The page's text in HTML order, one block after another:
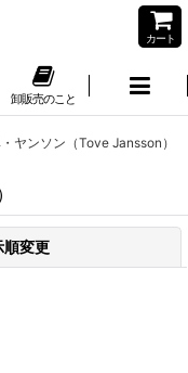
カート
卸販売のこと
・ヤンソン（Tove Jansson）
順変更